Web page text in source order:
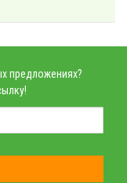
предложениях?